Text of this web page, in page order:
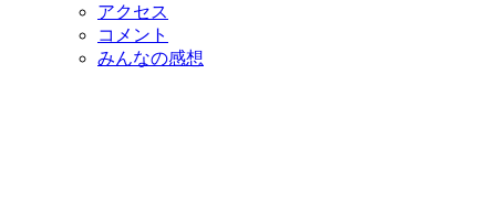
アクセス
コメント
みんなの感想